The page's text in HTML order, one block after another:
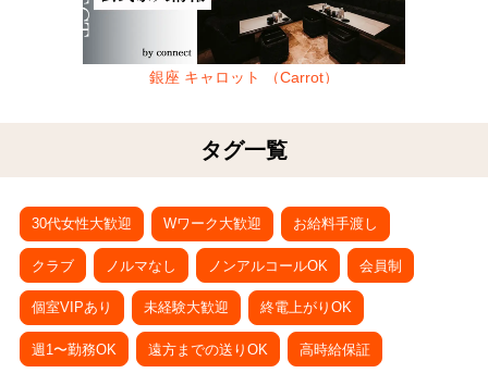
銀座 キャロット （Carrot）
タグ一覧
30代女性大歓迎 Wワーク大歓迎 お給料手渡し
クラブ ノルマなし ノンアルコールOK 会員制
個室VIPあり 未経験大歓迎 終電上がりOK
週1〜勤務OK 遠方までの送りOK 高時給保証